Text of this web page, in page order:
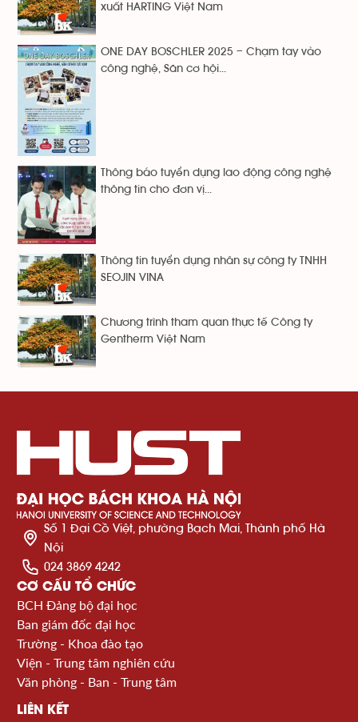
xuất HARTING Việt Nam
ONE DAY BOSCHLER 2025 – Chạm tay vào
công nghệ, Săn cơ hội...
Thông báo tuyển dụng lao động công nghệ
thông tin cho đơn vị...
Thông tin tuyển dụng nhân sự công ty TNHH
SEOJIN VINA
Chương trình tham quan thực tế Công ty
Gentherm Việt Nam
Số 1 Đại Cồ Việt, phường Bạch Mai, Thành phố Hà
Nội
024 3869 4242
CƠ CẤU TỔ CHỨC
BCH Đảng bộ đại học
Ban giám đốc đại học
Trường - Khoa đào tạo
Viện - Trung tâm nghiên cứu
Văn phòng - Ban - Trung tâm
LIÊN KẾT